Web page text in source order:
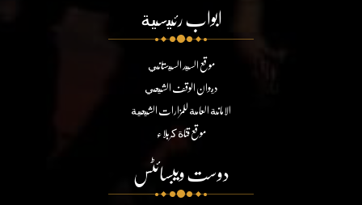
ابواب رئيسية
موقع السيد السيستاني
ديوان الوقف الشيعي
الامانة العامة للمزارات الشيعية
موقع قناة كربلاء
دوست ویبسائٹس